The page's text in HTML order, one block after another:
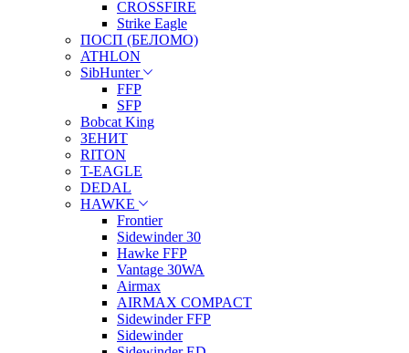
CROSSFIRE
Strike Eagle
ПОСП (БЕЛОМО)
ATHLON
SibHunter
FFP
SFP
Bobcat King
ЗЕНИТ
RITON
T-EAGLE
DEDAL
HAWKE
Frontier
Sidewinder 30
Hawke FFP
Vantage 30WA
Airmax
AIRMAX COMPACT
Sidewinder FFP
Sidewinder